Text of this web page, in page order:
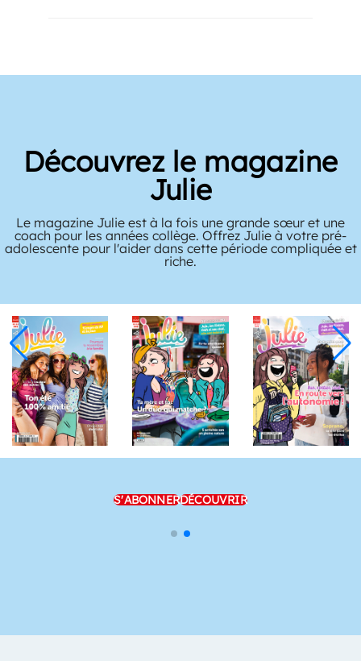
Découvrez le magazine
Julie
Le magazine Julie est à la fois une grande sœur et une
coach pour les années collège. Offrez Julie à votre pré-
adolescente pour l'aider dans cette période compliquée et
riche.
S'ABONNERDÉCOUVRIR